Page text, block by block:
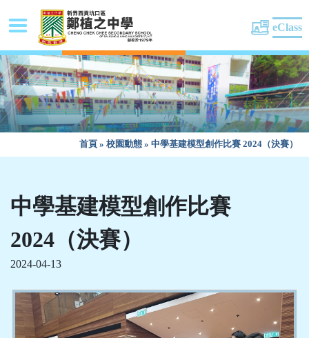
eClass
首頁 » 校園動態 » 中學基建模型創作比賽 2024（決賽）
中學基建模型創作比賽
2024（決賽）
2024-04-13